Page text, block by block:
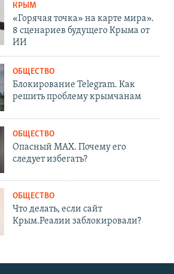
КРЫМ
«Горячая точка» на карте мира».
8 сценариев будущего Крыма от
ИИ
ОБЩЕСТВО
Блокирование Telegram. Как
решить проблему крымчанам
ОБЩЕСТВО
Опасный MAX. Почему его
следует избегать?
ОБЩЕСТВО
Что делать, если сайт
Крым.Реалии заблокировали?